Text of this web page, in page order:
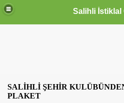
Salihli İstiklal
SALİHLİ ŞEHİR
PLAKET